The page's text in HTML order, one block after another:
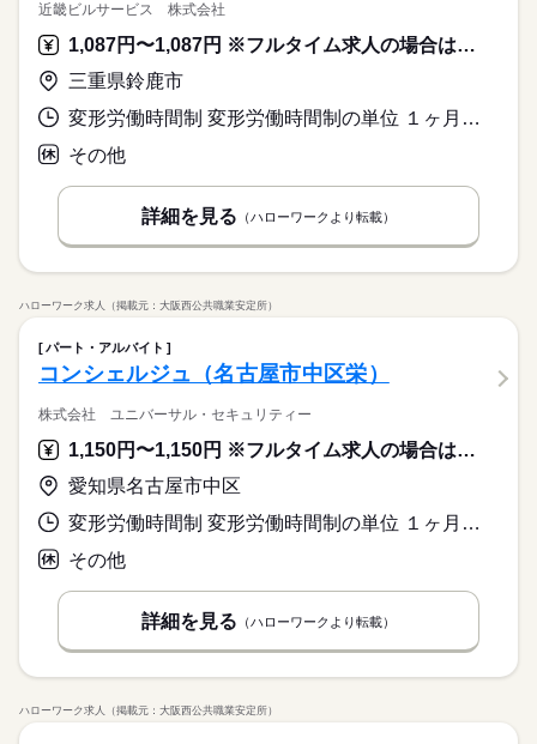
近畿ビルサービス 株式会社
1,087円〜1,087円 ※フルタイム求人の場合は月額（換算額）、パート求人の場合は時間額を表示しています。
三重県鈴鹿市
変形労働時間制 変形労働時間制の単位 １ヶ月単位 就業時間１ 17時00分〜8時30分 就業時間２ 18時00分〜8時00分 就業時間３ 8時30分〜8時29分 就業時間に関する特記事項 （３）は日・祝日（休憩４５０分）
その他
詳細を見る （ハローワークより転載）
ハローワーク求人（掲載元：大阪西公共職業安定所）
パート・アルバイト
コンシェルジュ（名古屋市中区栄）
株式会社 ユニバーサル・セキュリティー
1,150円〜1,150円 ※フルタイム求人の場合は月額（換算額）、パート求人の場合は時間額を表示しています。
愛知県名古屋市中区
変形労働時間制 変形労働時間制の単位 １ヶ月単位 就業時間１ 17時00分〜21時15分 就業時間２ 12時30分〜21時15分 就業時間に関する特記事項 （１）休憩なし（２）９０分
その他
詳細を見る （ハローワークより転載）
ハローワーク求人（掲載元：大阪西公共職業安定所）